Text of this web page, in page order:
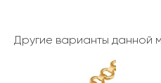
Другие варианты данной